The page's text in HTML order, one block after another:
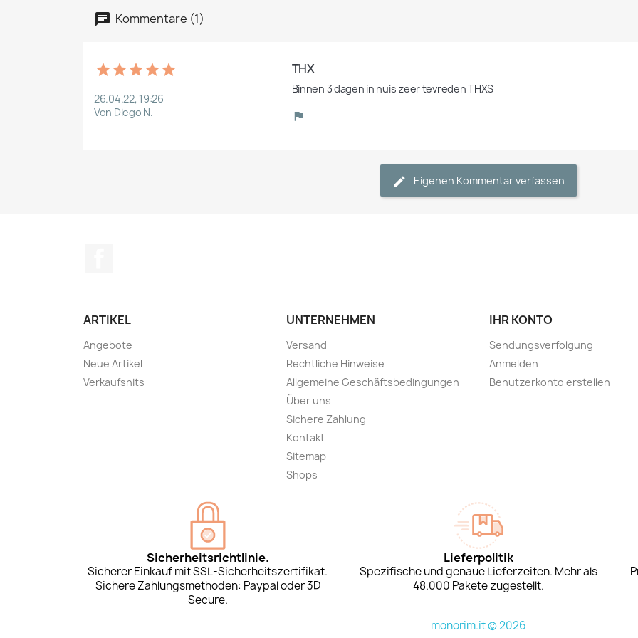
Kommentare (1)
26.04.22, 19:26
Von Diego N.
THX
Binnen 3 dagen in huis zeer tevreden THXS
Eigenen Kommentar verfassen
ARTIKEL
Angebote
Neue Artikel
Verkaufshits
UNTERNEHMEN
Versand
Rechtliche Hinweise
Allgemeine Geschäftsbedingungen
Über uns
Sichere Zahlung
Kontakt
Sitemap
Shops
IHR KONTO
Sendungsverfolgung
Anmelden
Benutzerkonto erstellen
Sicherheitsrichtlinie.
Sicherer Einkauf mit SSL-Sicherheitszertifikat.
Sichere Zahlungsmethoden: Paypal oder 3D
Secure.
Lieferpolitik
Spezifische und genaue Lieferzeiten. Mehr als
48.000 Pakete zugestellt.
monorim.it © 2026